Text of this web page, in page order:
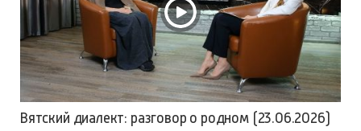
Вятский диалект: разговор о родном (23.06.2026)